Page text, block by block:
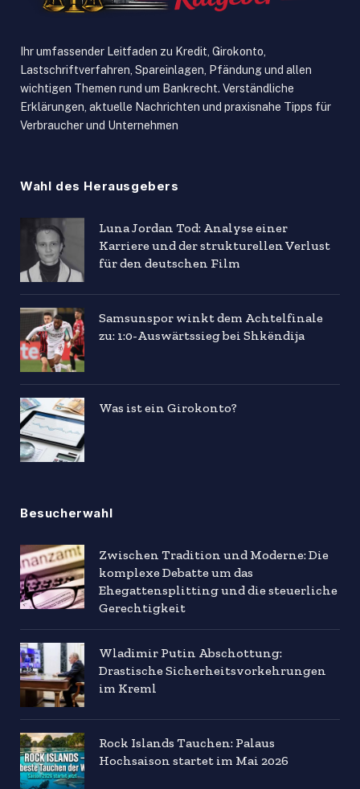
Ihr umfassender Leitfaden zu Kredit, Girokonto,
Lastschriftverfahren, Spareinlagen, Pfändung und allen
wichtigen Themen rund um Bankrecht. Verständliche
Erklärungen, aktuelle Nachrichten und praxisnahe Tipps für
Verbraucher und Unternehmen
Wahl des Herausgebers
Luna Jordan Tod: Analyse einer
Karriere und der strukturellen Verlust
für den deutschen Film
Samsunspor winkt dem Achtelfinale
zu: 1:0-Auswärtssieg bei Shkëndija
Was ist ein Girokonto?
Besucherwahl
Zwischen Tradition und Moderne: Die
komplexe Debatte um das
Ehegattensplitting und die steuerliche
Gerechtigkeit
Wladimir Putin Abschottung:
Drastische Sicherheitsvorkehrungen
im Kreml
Rock Islands Tauchen: Palaus
Hochsaison startet im Mai 2026